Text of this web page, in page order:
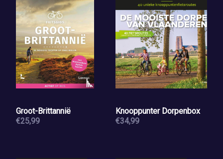
Groot-Brittannië
€25,99
Knooppunter Dorpenbox
€34,99